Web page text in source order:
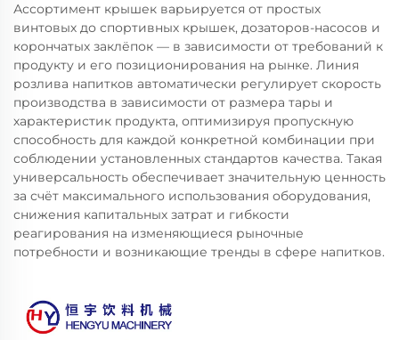
Ассортимент крышек варьируется от простых
винтовых до спортивных крышек, дозаторов-насосов и
корончатых заклёпок — в зависимости от требований к
продукту и его позиционирования на рынке. Линия
розлива напитков автоматически регулирует скорость
производства в зависимости от размера тары и
характеристик продукта, оптимизируя пропускную
способность для каждой конкретной комбинации при
соблюдении установленных стандартов качества. Такая
универсальность обеспечивает значительную ценность
за счёт максимального использования оборудования,
снижения капитальных затрат и гибкости
реагирования на изменяющиеся рыночные
потребности и возникающие тренды в сфере напитков.